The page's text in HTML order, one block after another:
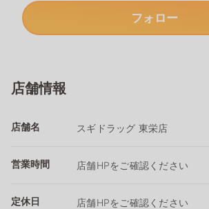
フォロー
店舗情報
店舗名 スギドラッグ 東栄店
営業時間 店舗HPをご確認ください
定休日 店舗HPをご確認ください